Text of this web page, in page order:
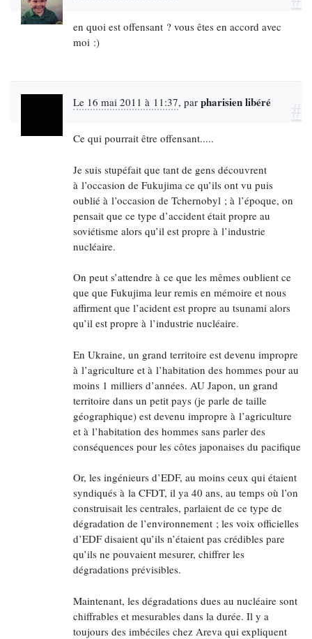
en quoi est offensant ? vous êtes en accord avec
moi :)
Le 16 mai 2011 à 11:37, par pharisien libéré
Ce qui pourrait être offensant.....
Je suis stupéfait que tant de gens découvrent
à l’occasion de Fukujima ce qu’ils ont vu puis
oublié à l’occasion de Tchernobyl ; à l’époque, on
pensait que ce type d’accident était propre au
soviétisme alors qu’il est propre à l’industrie
nucléaire.
On peut s’attendre à ce que les mêmes oublient ce
que que Fukujima leur remis en mémoire et nous
affirment que l’acident est propre au tsunami alors
qu’il est propre à l’industrie nucléaire.
En Ukraine, un grand territoire est devenu impropre
à l’agriculture et à l’habitation des hommes pour au
moins 1 milliers d’années. AU Japon, un grand
territoire dans un petit pays (je parle de taille
géographique) est devenu impropre à l’agriculture
et à l’habitation des hommes sans parler des
conséquences pour les côtes japonaises du pacifique
Or, les ingénieurs d’EDF, au moins ceux qui étaient
syndiqués à la CFDT, il ya 40 ans, au temps où l’on
construisait les centrales, parlaient de ce type de
dégradation de l’environnement ; les voix officielles
d’EDF disaient qu’ils n’étaient pas crédibles pare
qu’ils ne pouvaient mesurer, chiffrer les
dégradations prévisibles.
Maintenant, les dégradations dues au nucléaire sont
chiffrables et mesurables dans la durée. Il y a
toujours des imbéciles chez Areva qui expliquent